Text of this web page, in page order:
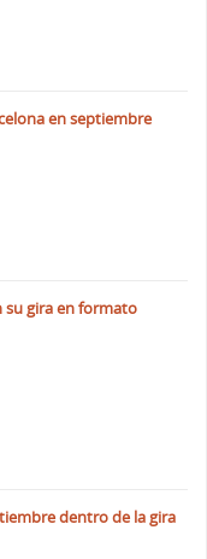
en septiembre
su gira en formato
dentro de la gira